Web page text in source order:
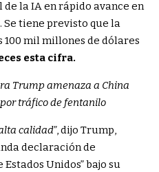
la IA en rápido avance en
Se tiene previsto que la
mil millones de dólares
esta cifra.
Trump amenaza a China
tráfico de fentanilo
calidad”, dijo Trump,
declaración de
Unidos” bajo su